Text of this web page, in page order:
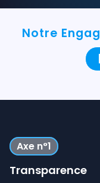
Notre
Axe n°1
Transparence